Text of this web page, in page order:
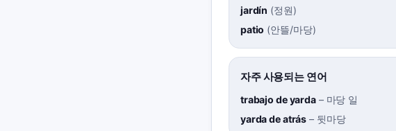
jardín (정원)
patio (안뜰/마당)
자주 사용되는 연어
trabajo de yarda– 마당 일
yarda de atrás – 뒷마당